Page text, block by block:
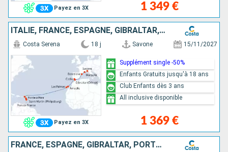
Payez en 3X 1 349 €
ITALIE, FRANCE, ESPAGNE, GIBRALTAR, CANARIES, ANTILLES
Payez en 3X
Costa Serena 18 j Savone 15/11/2027
1 369 €
Supplément single -50%
Enfants Gratuits jusqu'à 18 ans
Club Enfants dès 3 ans
All inclusive disponible
FRANCE, ESPAGNE, GIBRALTAR, PORTUGAL, CANARIES, CAP VERT, BRÉSIL